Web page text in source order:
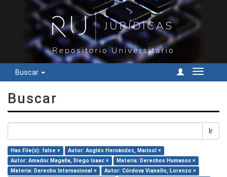
Buscar
Cambiar
Buscar
Ir
Has File(s): false ×
Autor: Anglés Hernández, Marisol ×
Autor: Amador Magaña, Diego Isaac ×
Materia: Derechos Humanos ×
Materia: Derecho Internacional ×
Autor: Córdova Vianello, Lorenzo ×